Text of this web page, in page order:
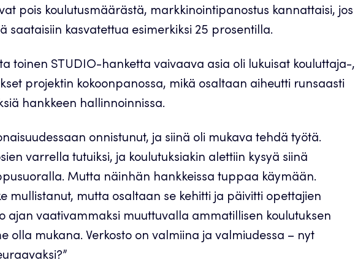
pois koulutusmäärästä, markkinointipanostus kannattaisi, jos
saataisiin kasvatettua esimerkiksi 25 prosentilla.
toinen STUDIO-hanketta vaivaava asia oli lukuisat kouluttaja-,
projektin kokoonpanossa, mikä osaltaan aiheutti runsaasti
hankkeen hallinnoinnissa.
onnistunut, ja siinä oli mukava tehdä työtä.
varrella tutuiksi, ja koulutuksiakin alettiin kysyä siinä
Mutta näinhän hankkeissa tuppaa käymään.
mullistanut, mutta osaltaan se kehitti ja päivitti opettajien
ajan vaativammaksi muuttuvalla ammatillisen koulutuksen
olla mukana. Verkosto on valmiina ja valmiudessa – nyt